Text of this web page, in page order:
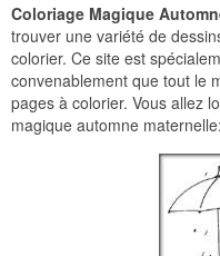
Coloriage Magique
trouver une variété de
colorier. Ce site est
convenablement que tout le
pages à colorier. Vous allez
magique automne maternelle: